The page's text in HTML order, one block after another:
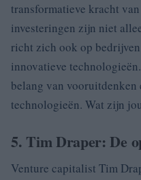
transformatieve kracht
investeringen zijn niet
richt zich ook op
innovatieve
belang van
technologieën. Wat zijn
5. Tim Draper: De
Venture capitalist Tim